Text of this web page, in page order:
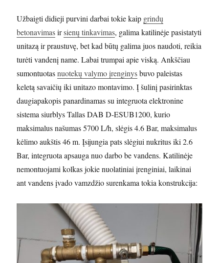
Užbaigti didieji purvini darbai tokie kaip grindų
betonavimasirsienų tinkavimas, galima katilinėje pasistatyti
unitazą ir praustuvę, bet kad būtų galima juos naudoti, reikia
turėti vandenį name. Labai trumpai apie viską. Ankščiau
sumontuotasnuotekų valymo įrenginysbuvo paleistas
keletą savaičių iki unitazo montavimo. Į šulinį pasirinktas
daugiapakopis panardinamas su integruota elektronine
sistema siurblys Tallas DAB D-ESUB1200, kurio
maksimalus našumas 5700 L/h, slėgis 4.6 Bar, maksimalus
kėlimo aukštis 46 m. Įsijungia pats slėgiui nukritus iki 2.6
Bar, integruota apsauga nuo darbo be vandens. Katilinėje
nemontuojami kolkas jokie nuolatiniai įrenginiai, laikinai
ant vandens įvado vamzdžio surenkama tokia konstrukcija: